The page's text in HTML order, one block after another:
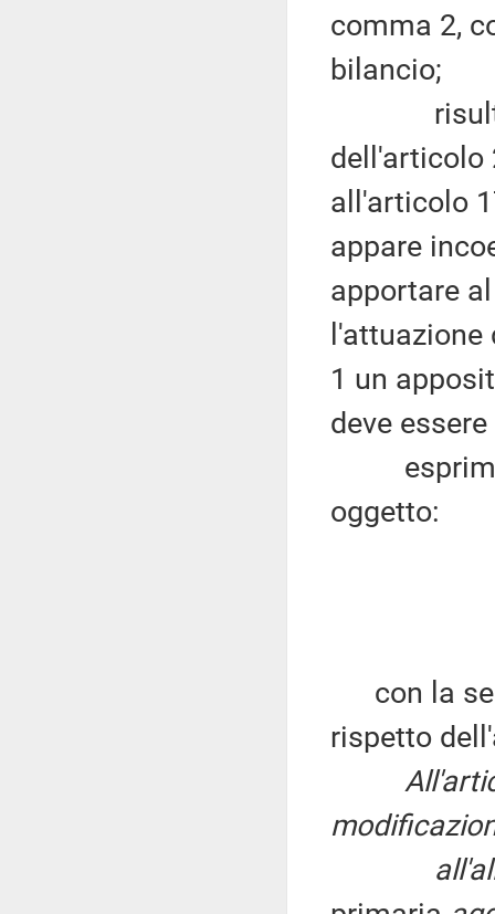
comma 2,
bilancio;
risulta
dell'articolo
all'articolo
appare
apportare
1 un
deve
esprime
oggetto:
con la
rispetto